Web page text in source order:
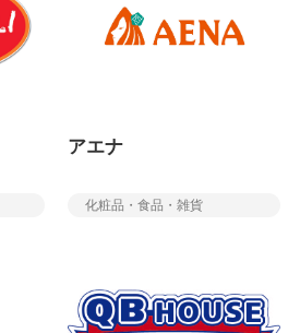
アエナ
化粧品・食品・雑貨